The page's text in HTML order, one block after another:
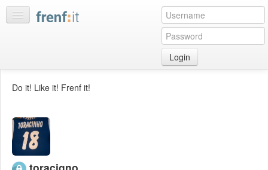
Login
My
discussions
Bookmarks
Do it! Like it! Frenf it!